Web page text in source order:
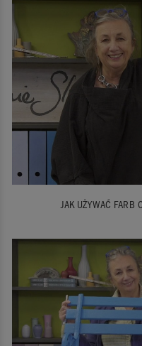
JAK UŻYWAĆ FARB